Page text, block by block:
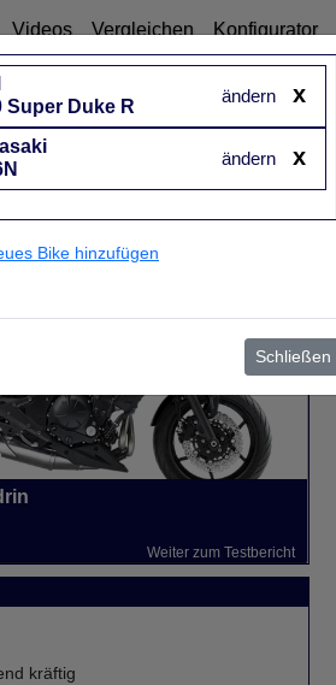
Videos Vergleichen Konfigurator
Weiter zum Testbericht
kräftig
x
Super Duke R
ändern
x
ändern
Bike hinzufügen
Schließen